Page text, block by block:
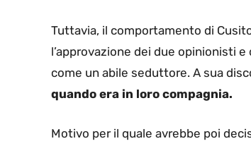
Tuttavia, il comportamento di
l’approvazione dei due opinionisti
come un abile seduttore. A sua
quando era in loro compagnia.
Motivo per il quale avrebbe poi